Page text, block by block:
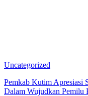
Uncategorized
Pemkab Kutim Apresiasi
Dalam Wujudkan Pemilu